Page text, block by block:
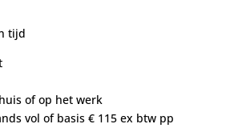
tijd
of op het werk
vol of basis € 115 ex btw pp